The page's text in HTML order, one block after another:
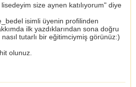
size aynen katılıyorum" diye
isimli üyenin profilinden
ilk yazdıklarından sona doğru
tutarlı bir eğitimciymiş görünüz:)
olunuz.